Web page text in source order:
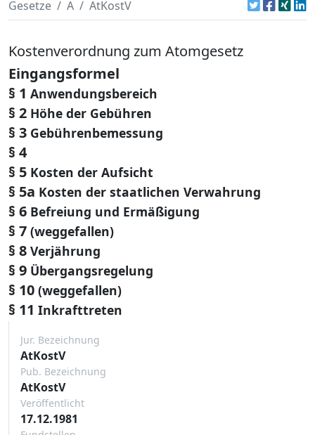
Gesetze A AtKostV
Kostenverordnung zum Atomgesetz
Eingangsformel
§ 1 Anwendungsbereich
§ 2 Höhe der Gebühren
§ 3 Gebührenbemessung
§ 4
§ 5 Kosten der Aufsicht
§ 5a Kosten der staatlichen Verwahrung
§ 6 Befreiung und Ermäßigung
§ 7 (weggefallen)
§ 8 Verjährung
§ 9 Übergangsregelung
§ 10 (weggefallen)
§ 11 Inkrafttreten
Jur. Bezeichnung
AtKostV
Pub. Bezeichnung
AtKostV
Veröffentlicht
17.12.1981